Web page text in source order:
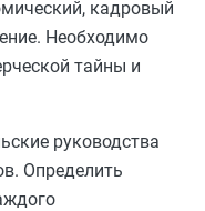
кадровый
Необходимо
тайны и
руководства
Определить